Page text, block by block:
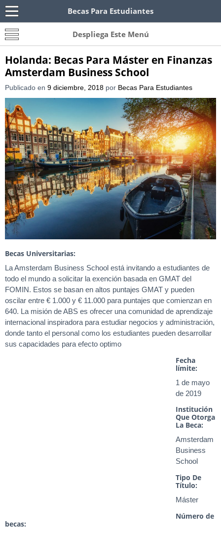
Becas Para Estudiantes
Becas Para Paraguayos
Oferta de becas para Paraguayos. Encuentra las
convocatorias y requisitos de becas para
Despliega Este Menú
Holanda: Becas Para Máster en Finanzas
Amsterdam Business School
Publicado en 9 diciembre, 2018 por Becas Para Estudiantes
Becas Universitarias:
La Amsterdam Business School está invitando a estudiantes de
todo el mundo a solicitar la exención basada en GMAT del
FOMIN. Estos se basan en altos puntajes GMAT y pueden
oscilar entre € 1.000 y € 11.000 para puntajes que comienzan en
640. La misión de ABS es ofrecer una comunidad de aprendizaje
internacional inspiradora para estudiar negocios y administración,
donde tanto el personal como los estudiantes pueden desarrollar
sus capacidades para efecto optimo
Fecha
límite:
1 de mayo
de 2019
Institución
Que Otorga
La Beca:
Amsterdam
Business
School
Tipo De
Título:
Máster
Número de
becas: